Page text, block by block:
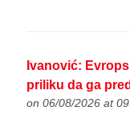
Ivanović:
priliku da ga
on 06/08/2026 at